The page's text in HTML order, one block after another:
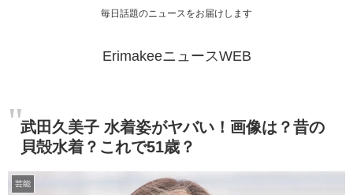
毎日話題のニュースをお届けします
ErimakeeニュースWEB
武田久美子 水着姿がヤバい！画像は？昔の
貝殻水着？これで51歳？
芸能